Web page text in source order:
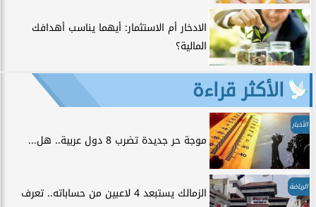
الادخار أم الاستثمار: أيهما يناسب أهدافك
المالية؟
الأكثر قراءة
الأخبار
موجة حر جديدة تضرب 8 دول عربية.. هل...
الرياضة
الزمالك يستبعد 4 لاعبين من حساباته.. تعرف